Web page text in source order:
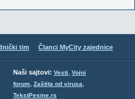
tim Članci MyCity zajednice
Naši sajtovi: Vesti, Vojni
forum, Zaštita od virusa,
TekstPesme.rs